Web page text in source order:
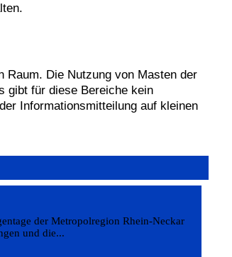
Die Nutzung von Masten der
gibt für diese Bereiche kein
Informationsmitteilung auf kleinen
der Metropolregion Rhein-Neckar
und die...